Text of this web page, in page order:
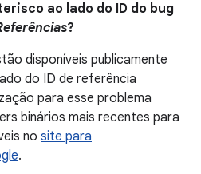
ao lado do ID do bug
?
disponíveis publicamente
do ID de referência
para esse problema
binários mais recentes para
no site para
.